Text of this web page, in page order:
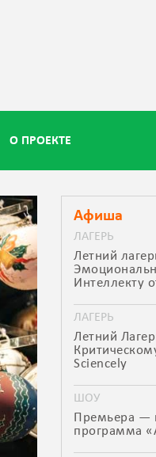
О ПРОЕКТЕ
Афиша
ЛАГЕРЬ
Летний
Интеллекту
ЛАГЕРЬ
Летний
Sciencely
ШОУ
Премьера —
программа